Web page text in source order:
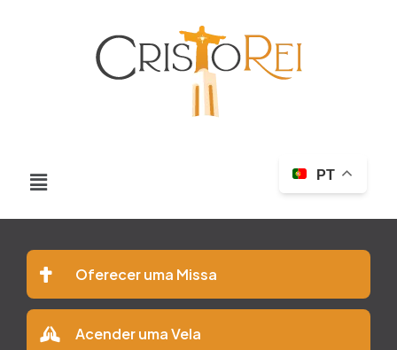
PT
Oferecer uma Missa
Acender uma Vela